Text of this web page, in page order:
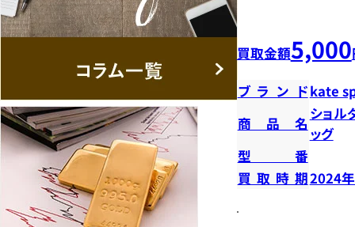
買取金額5,000
ブランドkate
商品名
ショル
ッグ
型番
買取時期2024